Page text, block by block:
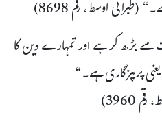
اوسط، رقم 8698)
بڑھ کر ہے اور تمہارے دین کا
پرہیزگاری ہے۔“
3960)